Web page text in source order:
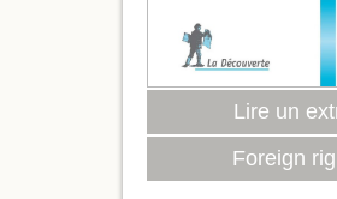
Lire un
Foreign